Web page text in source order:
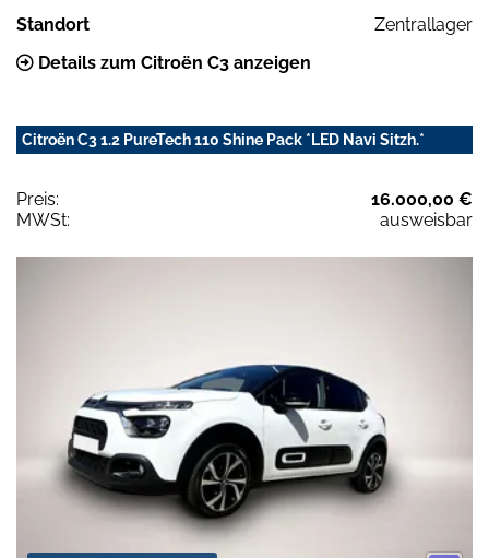
Standort
Zentrallager
Details zum Citroën C3 anzeigen
Citroën C3 1.2 PureTech 110 Shine Pack *LED Navi Sitzh.*
Preis:
16.000,00 €
MWSt:
ausweisbar